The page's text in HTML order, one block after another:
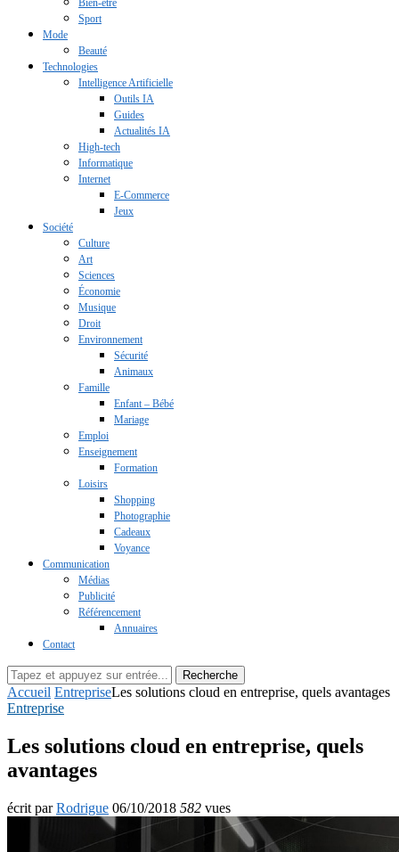
Bien-être
Sport
Mode
Beauté
Technologies
Intelligence Artificielle
Outils IA
Guides
Actualités IA
High-tech
Informatique
Internet
E-Commerce
Jeux
Société
Culture
Art
Sciences
Économie
Musique
Droit
Environnement
Sécurité
Animaux
Famille
Enfant – Bébé
Mariage
Emploi
Enseignement
Formation
Loisirs
Shopping
Photographie
Cadeaux
Voyance
Communication
Médias
Publicité
Référencement
Annuaires
Contact
Recherche
Accueil EntrepriseLes solutions cloud en entreprise, quels avantages
Entreprise
Les solutions cloud en entreprise, quels
avantages
écrit parRodrigue 06/10/2018 582 vues